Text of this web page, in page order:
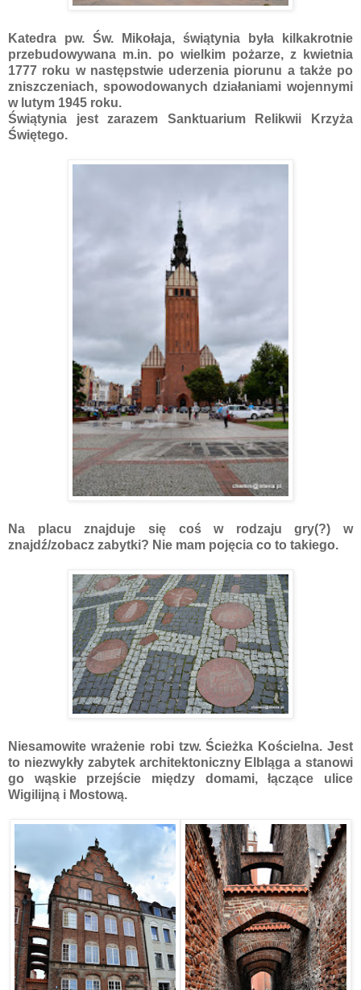
Katedra pw. Św. Mikołaja, świątynia była kilkakrotnie
przebudowywana m.in. po wielkim pożarze, z kwietnia
1777 roku w następstwie uderzenia piorunu a także po
zniszczeniach, spowodowanych działaniami wojennymi
w lutym 1945 roku.
Świątynia jest zarazem Sanktuarium Relikwii Krzyża
Świętego.
Na placu znajduje się coś w rodzaju gry(?) w
znajdź/zobacz zabytki? Nie mam pojęcia co to takiego.
Niesamowite wrażenie robi tzw. Ścieżka Kościelna. Jest
to niezwykły zabytek architektoniczny Elbląga a stanowi
go wąskie przejście między domami, łączące ulice
Wigilijną i Mostową.